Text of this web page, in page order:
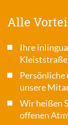
Alle
Ihre
Persönliche
unsere
Wir heißen
offenen